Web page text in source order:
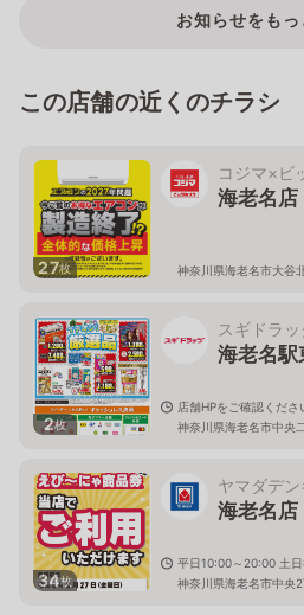
お知らせをもっ
この店舗の近くのチラシ
27枚
コジマ×ビ
海老名店
神奈川県海老名市大谷
2枚
スギドラ
海老名駅
店舗HPをご確認くださ
神奈川県海老名市中央
34枚
ヤマダデン
海老名店
平日10:00～20:00 土
神奈川県海老名市中央